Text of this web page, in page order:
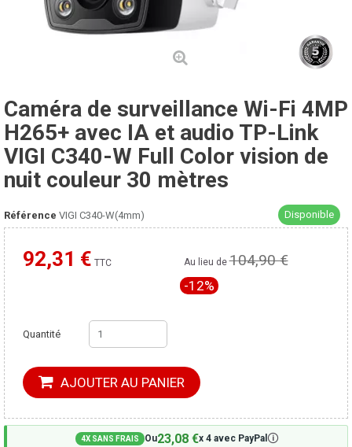
Caméra de surveillance Wi-Fi 4MP
H265+ avec IA et audio TP-Link
VIGI C340-W Full Color vision de
nuit couleur 30 mètres
Référence VIGI C340-W(4mm) Disponible
92,31 € TTC
Moins cher ailleurs ? Au lieu de104,90 €
-12%
Quantité
AJOUTER AU PANIER
4X SANS FRAIS Ou23,08 €x 4 avec PayPal 🛈